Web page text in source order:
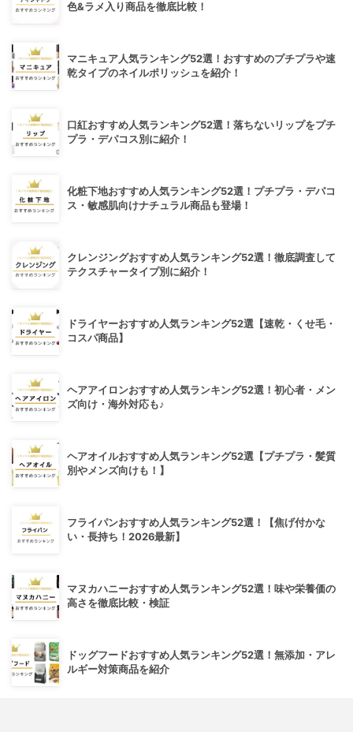
色&ラメ入り商品を徹底比較！
マニキュア人気ランキング52選！おすすめのプチプラや速
乾タイプのネイルポリッシュを紹介！
口紅おすすめ人気ランキング52選！落ちないリップをプチ
プラ・デパコス別に紹介！
化粧下地おすすめ人気ランキング52選！プチプラ・デパコ
ス・敏感肌向けナチュラル商品も登場！
クレンジングおすすめ人気ランキング52選！徹底調査して
テクスチャータイプ別に紹介！
ドライヤーおすすめ人気ランキング52選【速乾・くせ毛・
コスパ商品】
ヘアアイロンおすすめ人気ランキング52選！初心者・メン
ズ向け・海外対応も♪
ヘアオイルおすすめ人気ランキング52選【プチプラ・髪質
別やメンズ向けも！】
フライパンおすすめ人気ランキング52選！【焦げ付かな
い・長持ち！2026最新】
マヌカハニーおすすめ人気ランキング52選！味や栄養価の
高さを徹底比較・検証
ドッグフードおすすめ人気ランキング52選！無添加・アレ
ルギー対策商品を紹介